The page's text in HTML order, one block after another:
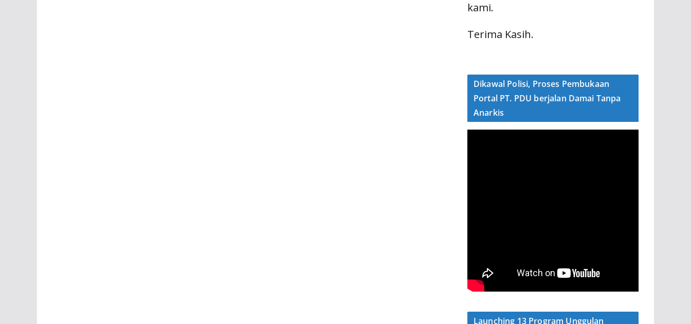
kami.
Terima Kasih.
Dikawal Polisi, Proses Pembukaan
Portal PT. PDU berjalan Damai Tanpa
Anarkis
Launching 13 Program Unggulan